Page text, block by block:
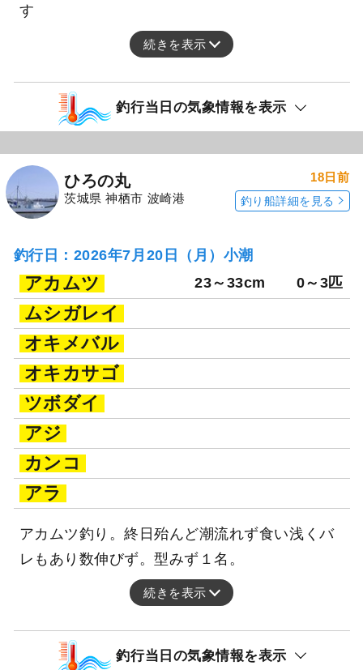
す
続きを表示
釣行当日の気象情報を表示
ひろの丸
茨城県 神栖市 波崎港
18日前
釣り船詳細を見る
釣行日：2026年7月20日（月）小潮
アカムツ 23～33cm 0～3匹
ムシガレイ
オキメバル
オキカサゴ
ツボダイ
アジ
カンコ
アラ
アカムツ釣り。終日殆んど潮流れず食い浅くバ
レもあり数伸びず。型みず１名。
続きを表示
釣行当日の気象情報を表示